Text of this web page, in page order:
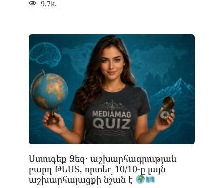
9.7k.
Ստուգեք Ձեզ․ աշխարհագրության
բարդ ԹԵՍՏ, որտեղ 10/10-ը լայն
աշխարհայացքի նշան է